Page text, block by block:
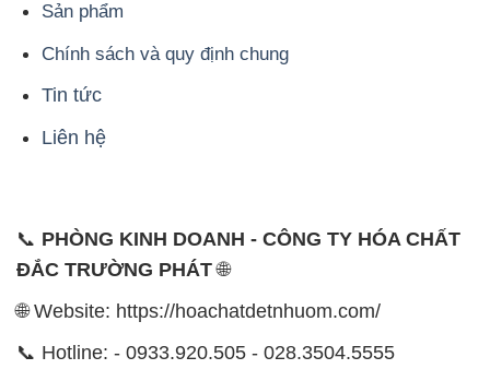
Sản phẩm
Chính sách và quy định chung
Tin tức
Liên hệ
📞 PHÒNG KINH DOANH - CÔNG TY HÓA CHẤT
ĐẮC TRƯỜNG PHÁT🌐
🌐 Website: https://hoachatdetnhuom.com/
📞 Hotline: - 0933.920.505 - 028.3504.5555